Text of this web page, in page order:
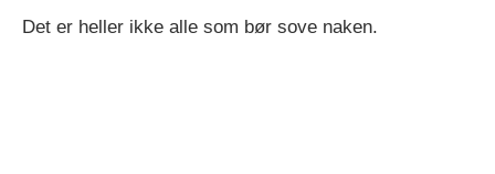
Det er heller ikke alle som bør sove naken.